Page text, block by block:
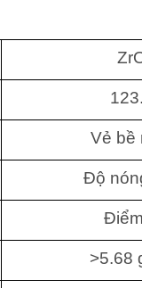
Vẻ bề
Độ
>5.68